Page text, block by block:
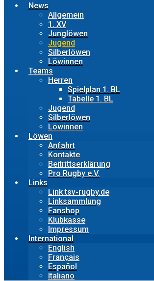
News
Allgemein
1. XV
Junglöwen
Jugend
Silberlöwen
Löwinnen
Teams
Herren
Spielplan 1. BL
Tabelle 1. BL
Jugend
Silberlöwen
Löwinnen
Löwen
Anfahrt
Kontakte
Beitrittserklärung
Pro Rugby e.V.
Links
Link tsv-rugby.de
Linksammlung
Fanshop
Klubkasse
Impressum
International
English
Français
Español
Italiano